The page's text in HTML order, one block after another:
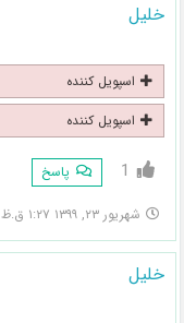
خلیل
اسپویل کننده
اسپویل کننده
1 پاسخ
شهریور ۲۳, ۱۳۹۹ ۱:۲۷ ق.ظ
خلیل